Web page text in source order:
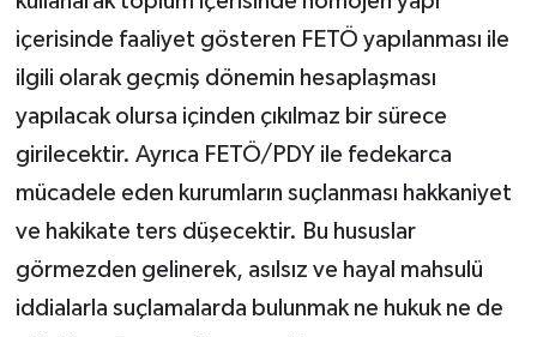
içerisinde faaliyet gösteren FETÖ yapılanması ile
ilgili olarak geçmiş dönemin hesaplaşması
yapılacak olursa içinden çıkılmaz bir sürece
girilecektir. Ayrıca FETÖ/PDY ile fedekarca
mücadele eden kurumların suçlanması hakkaniyet
ve hakikate ters düşecektir. Bu hususlar
görmezden gelinerek, asılsız ve hayal mahsulü
iddialarla suçlamalarda bulunmak ne hukuk ne de